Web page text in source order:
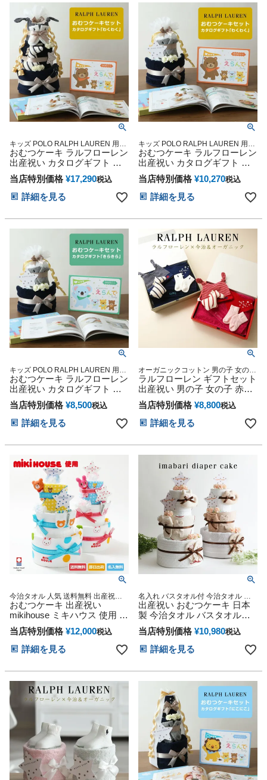
ンタイン 七五三 初節句 子供
の日 ギフトセット 人気 端午
の節句 ひな祭り 男の子 女の
マス ハロウィン バレンタイ
ン 七五三 初節句 子供の日 人
気 端午の節句 ひな祭り
キッズ POLO RALPH LAUREN 用品
マタニティ 豪華 赤ちゃん 専門
おむつケーキ ラルフローレン
出産祝い カタログギフト 今
治タオル 男の子 女の子 オー
ガニック コットン ベビーソ
ックス ギフトセット POLO
RALPH LAUREN Erande えら
ウィン バレンタイン 七五三
初節句 子供の日 ギフトセッ
ト 人気 端午の節句 ひな祭り
当店特別価格 ¥17,290税込
詳細を見る
キッズ POLO RALPH LAUREN 用品
マタニティ 豪華 赤ちゃん 専門
おむつケーキ ラルフローレン
出産祝い カタログギフト 今
治タオル 男の子 女の子 オー
ガニック コットン ベビーソ
ックス ギフトセット POLO
RALPH LAUREN Erande えら
ウィン バレンタイン 七五三
初節句 子供の日 ギフトセッ
ト 人気 端午の節句 ひな祭り
当店特別価格 ¥10,270税込
詳細を見る
キッズ POLO RALPH LAUREN 用品
マタニティ 豪華 赤ちゃん 専門
おむつケーキ ラルフローレン
出産祝い カタログギフト 今
治 タオル 男の子 女の子 オー
ガニック コットン ベビー ソ
ックス ギフトセット POLO
RALPH LAUREN Erande えら
マス ハロウィン バレンタイ
ン 七五三 初節句 子供の日 人
気 端午の節句 ひな祭り
当店特別価格 ¥8,500税込
詳細を見る
オーガニックコットン 男の子 女の子
ベビーソックス 名入れ刺繍 日本製
スタイ
ラルフローレン ギフトセット
出産祝い 男の子 女の子 赤ち
ゃん ベビーグッズ POLO
RALPH LAUREN
当店特別価格 ¥8,800税込
詳細を見る
今治タオル 人気 送料無料 出産祝い
誕生日祝い 男の子 女の子 赤ちゃん
可愛い お洒落 名入れ 刺繍入り 名前
入り おむつケーキ プレゼント ギフ
ト ラッピング【あすつく対応】
おむつケーキ 出産祝い
mikihouse ミキハウス 使用 豪
華3段 思い出 赤ちゃん 子供
出産 マタニティ マタニティ
フォト パパ ママ ベイビー お
父さん お母さん クリスマス
セット 人気 端午の節句 ひな
祭り
当店特別価格 ¥12,000税込
詳細を見る
名入れ バスタオル付 今治タオル オ
ーガニック 妊娠祝い 出産祝い おむ
つケーキ
出産祝い おむつケーキ 日本
製 今治タオル バスタオル付
オムツケーキ ひな祭り 思い
出 赤ちゃん 子供 出産 マタニ
ティ オーガニック マタニテ
ィフォト パパ ママ ベイビー
七五三 初節句 子供の日 ギフ
トセット 人気 男の子 女の子
乳幼児
当店特別価格 ¥10,980税込
詳細を見る